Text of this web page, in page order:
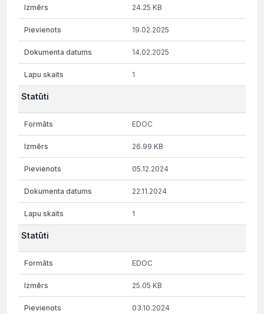
24.25 KB
19.02.2025
14.02.2025
1
Statūti
EDOC
26.99 KB
05.12.2024
22.11.2024
1
Statūti
EDOC
25.05 KB
03.10.2024